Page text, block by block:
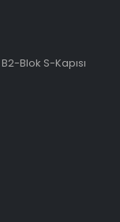
Blok S-Kapısı